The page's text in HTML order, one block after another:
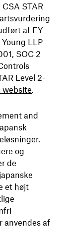
STAR
af EY
LLP
SOC 2
Level 2-
website.
and
og
de
et højt
anvendes af